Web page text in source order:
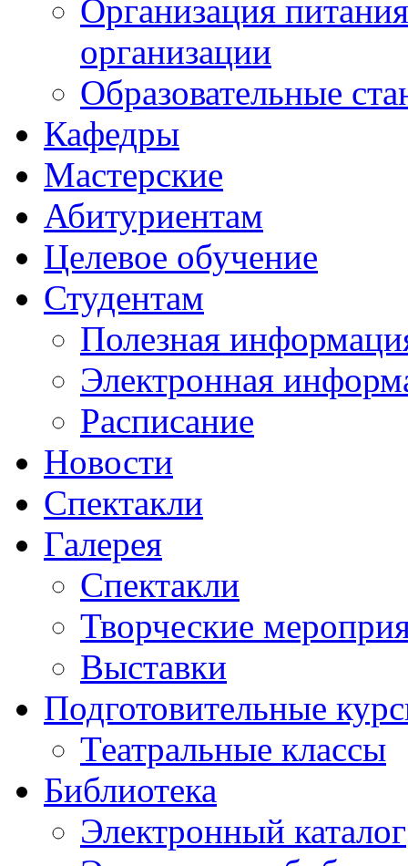
Организация
организации
Образовательные
Кафедры
Мастерские
Абитуриентам
Целевое обучение
Студентам
Полезная
Электронная
Расписание
Новости
Спектакли
Галерея
Спектакли
Творческие
Выставки
Подготовительные
Театральные классы
Библиотека
Электронный каталог